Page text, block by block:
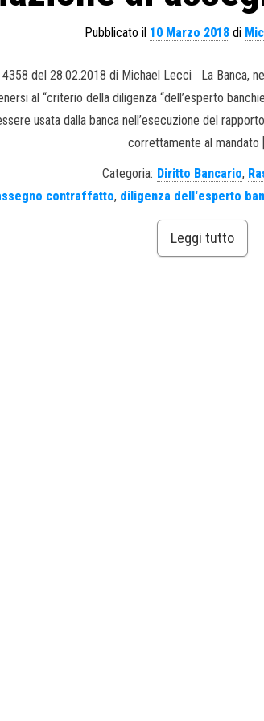
Pubblicato il 10 Marzo 2018di
4358 del 28.02.2018 di Michael Lecci La Banca,
al “criterio della diligenza “dell’esperto
usata dalla banca nell’esecuzione del
correttamente al mandato
Categoria: Diritto Bancario,
contraffatto, diligenza dell'esperto
Leggi tutto